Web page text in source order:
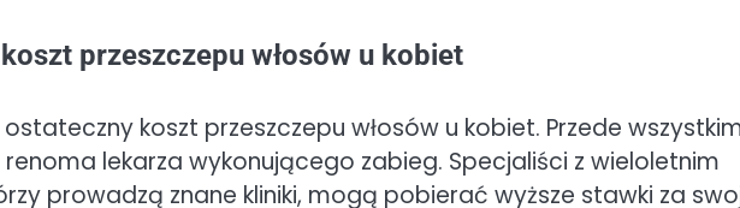
przeszczepu włosów u kobiet
koszt przeszczepu włosów u kobiet. Przede
lekarza wykonującego zabieg. Specjaliści z wieloletnim
prowadzą znane kliniki, mogą pobierać wyższe stawki za